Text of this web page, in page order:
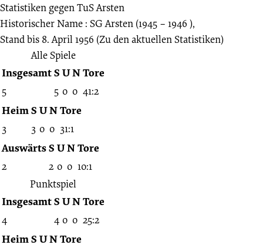
Statistiken gegenTuS Arsten
Historischer Name : SG Arsten (1945 – 1946 ),
Stand bis 8. April 1956 (Zu den aktuellen Statistiken)
Alle Spiele
InsgesamtS UNTore
5 5 0 0 41:2
HeimS UNTore
3 3 0 0 31:1
AuswärtsS UNTore
2 2 0 0 10:1
Punktspiel
InsgesamtS UNTore
4 4 0 0 25:2
HeimS UNTore